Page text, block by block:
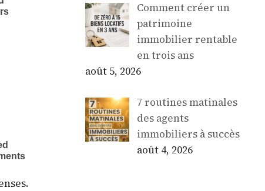
Comment créer un
patrimoine
immobilier rentable
en trois ans
août 5, 2026
7 routines matinales
des agents
immobiliers à succès
août 4, 2026